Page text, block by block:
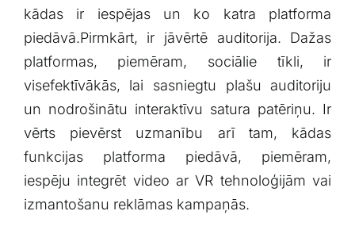
kādas ir iespējas un ko katra platforma
piedāvā.Pirmkārt, ir jāvērtē auditorija. Dažas
platformas, piemēram, sociālie tīkli, ir
visefektīvākās, lai sasniegtu​ plašu auditoriju
un nodrošinātu interaktīvu satura patēriņu. Ir
vērts pievērst uzmanību arī tam, kādas
funkcijas platforma piedāvā, piemēram,
iespēju​ integrēt video ar VR tehnoloģijām vai
izmantošanu⁣ reklāmas kampaņās.